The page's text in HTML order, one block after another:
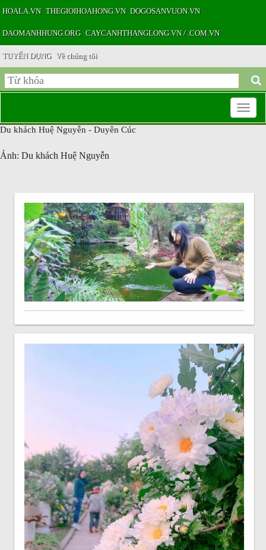
HOALA.VN THEGIOIHOAHONG.VN DOGOSANVUON.VN
DAOMANHHUNG.ORG CAYCANHTHANGLONG.VN / .COM.VN
TUYỂN DỤNG Về chúng tôi
Toggle
Du khách Huệ Nguyễn - Duyên Cúc
Ảnh: Du khách Huệ Nguyễn